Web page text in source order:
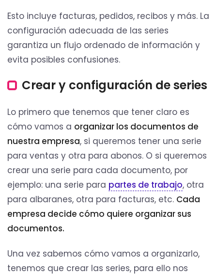
Esto incluye facturas, pedidos, recibos y más. La
configuración adecuada de las series
garantiza un flujo ordenado de información y
evita posibles confusiones.
Crear y configuración de series
Lo primero que tenemos que tener claro es
cómo vamos a organizar los documentos de
nuestra empresa, si queremos tener una serie
para ventas y otra para abonos. O si queremos
crear una serie para cada documento, por
ejemplo: una serie para partes de trabajo, otra
para albaranes, otra para facturas, etc. Cada
empresa decide cómo quiere organizar sus
documentos.
Una vez sabemos cómo vamos a organizarlo,
tenemos que crear las series, para ello nos